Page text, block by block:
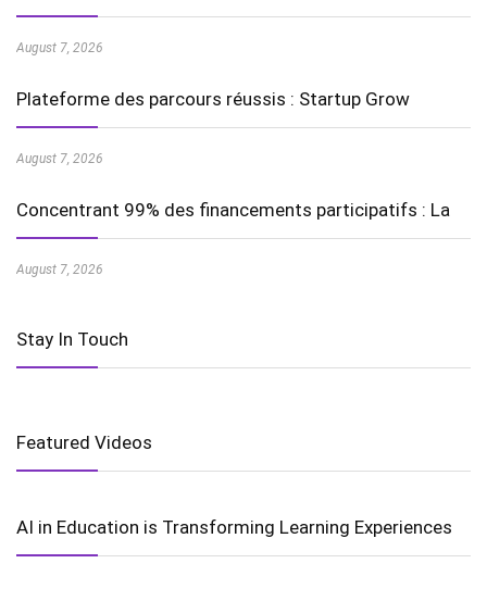
August 7, 2026
Plateforme des parcours réussis : Startup Grow
August 7, 2026
Concentrant 99% des financements participatifs : La
August 7, 2026
Stay In Touch
Featured Videos
AI in Education is Transforming Learning Experiences